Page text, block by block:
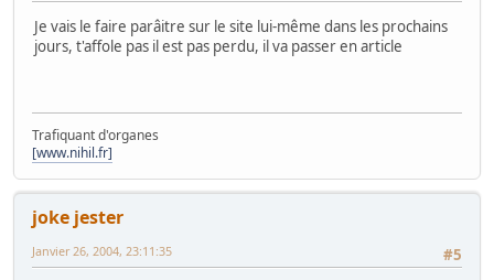
Je vais le faire parâitre sur le site lui-même dans les prochains
jours, t'affole pas il est pas perdu, il va passer en article
Trafiquant d'organes
[www.nihil.fr]
joke jester
#5
Janvier 26, 2004, 23:11:35